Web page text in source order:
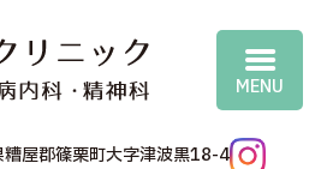
屋郡篠栗町大字津波黒18-4